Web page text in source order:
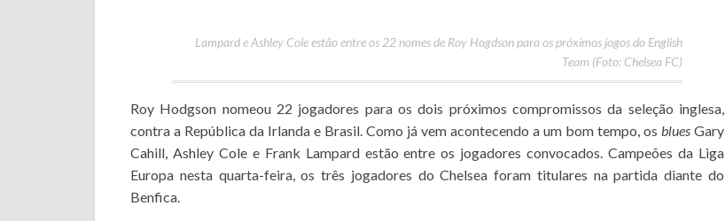
Lampard e Ashley Cole estão entre os 22 nomes de Roy Hogdson para os próximos jogos do English
Team (Foto: Chelsea FC)
Roy Hodgson nomeou 22 jogadores para os dois próximos compromissos da seleção inglesa,
contra a República da Irlanda e Brasil. Como já vem acontecendo a um bom tempo, os blues Gary
Cahill, Ashley Cole e Frank Lampard estão entre os jogadores convocados. Campeões da Liga
Europa nesta quarta-feira, os três jogadores do Chelsea foram titulares na partida diante do
Benfica.